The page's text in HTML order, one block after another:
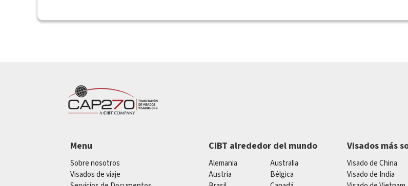
Menu
Sobre nosotros
Visados de viaje
CIBT alrededor del mundo
Alemania
Australia
Austria
Bélgica
Visados más
Visado de China
Visado de India